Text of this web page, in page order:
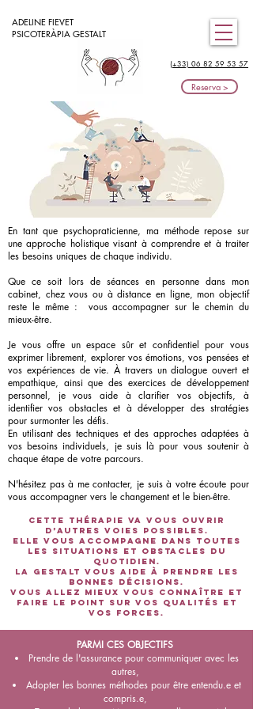
ADELINE FIEVET
PSICOTERÀPIA GESTALT
(+33) 06 82 59 53 57
Reserva >
En tant que psychopraticienne, ma méthode repose sur
une approche holistique visant à comprendreet à traiter
les besoins uniques de chaque individu.
Que ce soit lors de séances en personne dans mon
cabinet, chez vous ou à distance en ligne, mon objectif
reste le même : vous accompagner sur le chemin du
mieux-être.
Je vous offre un espace sûr et confidentiel pour vous
exprimer librement, explorer vos émotions, vos pensées et
vos expériences de vie. À travers un dialogue ouvert et
empathique, ainsi que des exercices de développement
personnel, je vous aide à clarifier vos objectifs, à
identifier vos obstacleset à développer des stratégies
pour surmonter les défis.
En utilisant des techniques et des approches adaptées à
vos besoins individuels, je suis là pour vous soutenir à
chaque étape de votre parcours.
N'hésitez pas à me contacter, je suis à votre écoute pour
vous accompagner vers le changement et le bien-être.
Cette thérapie va vous ouvrir
d’autres voies possibles.
Elle vous accompagne dans toutes
les situations et obstacles du
quotidien.
La Gestalt vous aide à prendre les
bonnes décisions.
Vous allez mieux vous connaître et
faire le point sur vos qualités et
vos forces.
PARMI CES OBJECTIFS
Prendre de l'assurance pour communiquer avec les
autres,
Adopter les bonnes méthodes pour être entendu.e et
compris.e,